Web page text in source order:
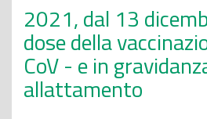
2021, dal 13
dose della
CoV - e in
allattamento